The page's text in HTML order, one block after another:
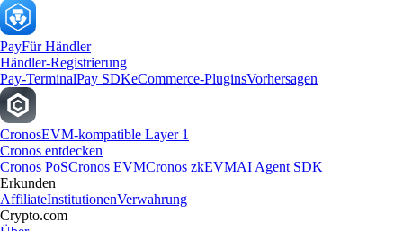
PayFür Händler
Händler-Registrierung
Pay-TerminalPay SDKeCommerce-PluginsVorhersagen
CronosEVM-kompatible Layer 1
Cronos entdecken
Cronos PoSCronos EVMCronos zkEVMAI Agent SDK
Erkunden
AffiliateInstitutionenVerwahrung
Crypto.com